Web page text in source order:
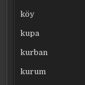
köy
kupa
kurban
kurum